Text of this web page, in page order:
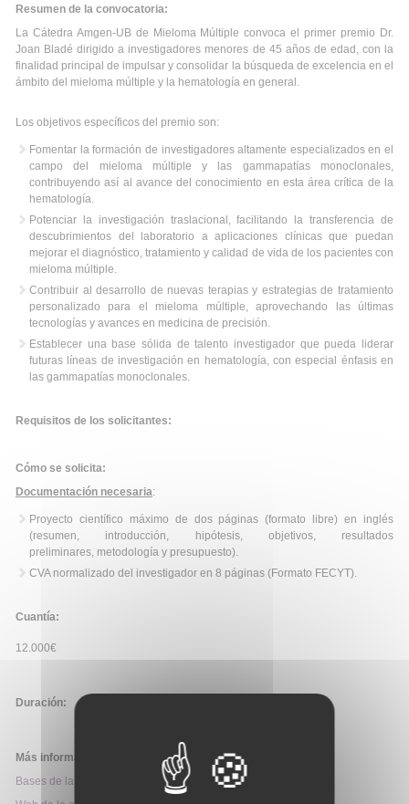
Resumen de la convocatoria:
La Cátedra Amgen-UB de Mieloma Múltiple convoca el primer premio Dr.
Joan Bladé dirigido a investigadores menores de 45 años de edad, con la
finalidad principal de impulsar y consolidar la búsqueda de excelencia en el
ámbito del mieloma múltiple y la hematología en general.
Los objetivos específicos del premio son:
Fomentar la formación de investigadores altamente especializados en el
campo del mieloma múltiple y las gammapatías monoclonales,
contribuyendo así al avance del conocimiento en esta área crítica de la
hematología.
Potenciar la investigación traslacional, facilitando la transferencia de
descubrimientos del laboratorio a aplicaciones clínicas que puedan
mejorar el diagnóstico, tratamiento y calidad de vida de los pacientes con
mieloma múltiple.
Contribuir al desarrollo de nuevas terapias y estrategias de tratamiento
personalizado para el mieloma múltiple, aprovechando las últimas
tecnologías y avances en medicina de precisión.
Establecer una base sólida de talento investigador que pueda liderar
futuras líneas de investigación en hematología, con especial énfasis en
las gammapatías monoclonales.
Requisitos de los solicitantes:
Cómo se solicita:
Documentación necesaria:
Proyecto científico máximo de dos páginas (formato libre) en inglés
(resumen, introducción, hipótesis, objetivos, resultados
preliminares, metodología y presupuesto).
CVA normalizado del investigador en 8 páginas (Formato FECYT).
Cuantía:
12.000€
Duración:
Más información:
Bases de la convocatoria